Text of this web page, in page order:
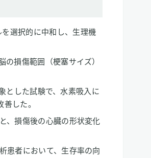
選択的に中和し、生理機
損傷範囲（梗塞サイズ）
とした試験で、水素吸入に
した。
、損傷後の心臓の形状変化
患者において、生存率の向